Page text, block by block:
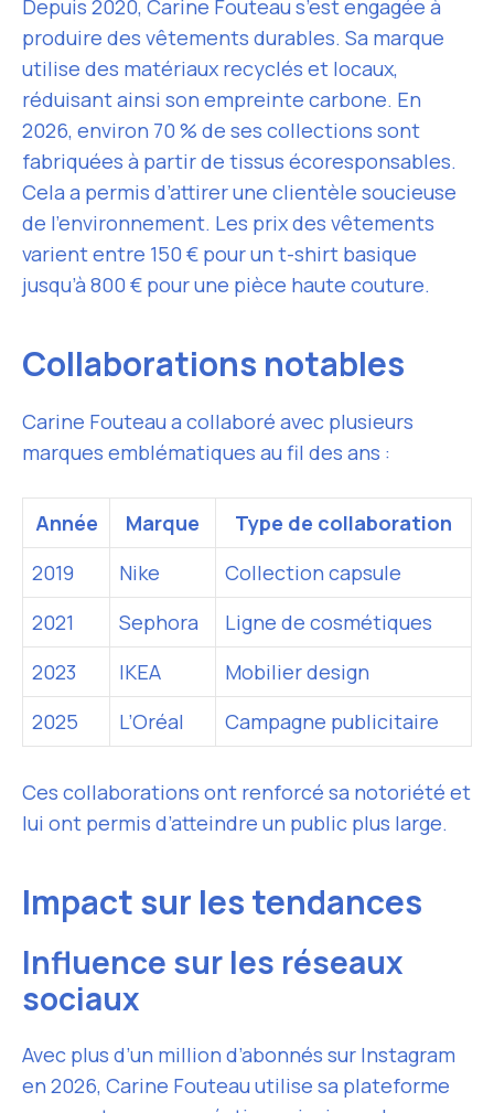
Depuis 2020, Carine Fouteau s’est engagée à
produire des vêtements durables. Sa marque
utilise des matériaux recyclés et locaux,
réduisant ainsi son empreinte carbone. En
2026, environ 70 % de ses collections sont
fabriquées à partir de tissus écoresponsables.
Cela a permis d’attirer une clientèle soucieuse
de l’environnement. Les prix des vêtements
varient entre 150 € pour un t-shirt basique
jusqu’à 800 € pour une pièce haute couture.
Collaborations notables
Carine Fouteau a collaboré avec plusieurs
marques emblématiques au fil des ans :
Année Marque
Type de collaboration
2019
Nike
Collection capsule
2021
Sephora
Ligne de cosmétiques
2023
IKEA
Mobilier design
2025
L’Oréal Campagne publicitaire
Ces collaborations ont renforcé sa notoriété et
lui ont permis d’atteindre un public plus large.
Impact sur les tendances
Influence sur les réseaux
sociaux
Avec plus d’un million d’abonnés sur Instagram
en 2026, Carine Fouteau utilise sa plateforme